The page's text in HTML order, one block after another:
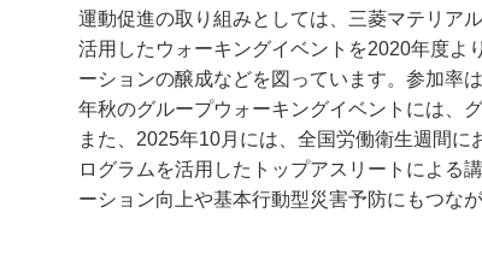
運動促進の取り組みとしては、三菱マテリア
活用したウォーキングイベントを2020年度よ
ーションの醸成などを図っています。参加率
年秋のグループウォーキングイベントには、
また、2025年10月には、全国労働衛生週間
ログラムを活用したトップアスリートによる
ーション向上や基本行動型災害予防にもつな